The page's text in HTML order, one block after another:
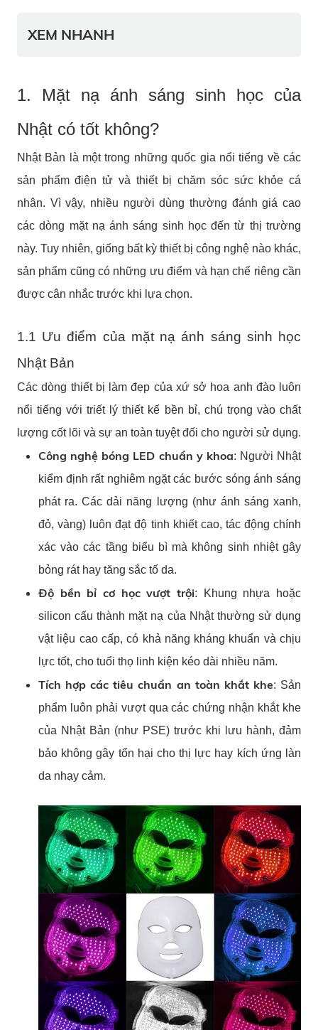
XEM NHANH
1. Mặt nạ ánh sáng sinh học của
Nhật có tốt không?
Nhật Bản là một trong những quốc gia nổi tiếng về các
sản phẩm điện tử và thiết bị chăm sóc sức khỏe cá
nhân. Vì vậy, nhiều người dùng thường đánh giá cao
các dòng mặt nạ ánh sáng sinh học đến từ thị trường
này. Tuy nhiên, giống bất kỳ thiết bị công nghệ nào khác,
sản phẩm cũng có những ưu điểm và hạn chế riêng cần
được cân nhắc trước khi lựa chọn.
1.1 Ưu điểm của mặt nạ ánh sáng sinh học
Nhật Bản
Các dòng thiết bị làm đẹp của xứ sở hoa anh đào luôn
nổi tiếng với triết lý thiết kế bền bỉ, chú trọng vào chất
lượng cốt lõi và sự an toàn tuyệt đối cho người sử dụng.
Công nghệ bóng LED chuẩn y khoa: Người Nhật
kiểm định rất nghiêm ngặt các bước sóng ánh sáng
phát ra. Các dải năng lượng (như ánh sáng xanh,
đỏ, vàng) luôn đạt độ tinh khiết cao, tác động chính
xác vào các tầng biểu bì mà không sinh nhiệt gây
bỏng rát hay tăng sắc tố da.
Độ bền bỉ cơ học vượt trội: Khung nhựa hoặc
silicon cấu thành mặt nạ của Nhật thường sử dụng
vật liệu cao cấp, có khả năng kháng khuẩn và chịu
lực tốt, cho tuổi thọ linh kiện kéo dài nhiều năm.
Tích hợp các tiêu chuẩn an toàn khắt khe: Sản
phẩm luôn phải vượt qua các chứng nhận khắt khe
của Nhật Bản (như PSE) trước khi lưu hành, đảm
bảo không gây tổn hại cho thị lực hay kích ứng làn
da nhạy cảm.